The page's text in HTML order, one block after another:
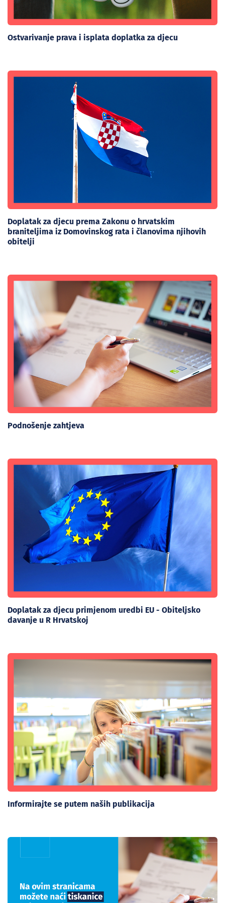
Ostvarivanje prava i isplata doplatka za djecu
Doplatak za djecu prema Zakonu o hrvatskim
braniteljima iz Domovinskog rata i članovima njihovih
obitelji
Podnošenje zahtjeva
Doplatak za djecu primjenom uredbi EU - Obiteljsko
davanje u R Hrvatskoj
Informirajte se putem naših publikacija